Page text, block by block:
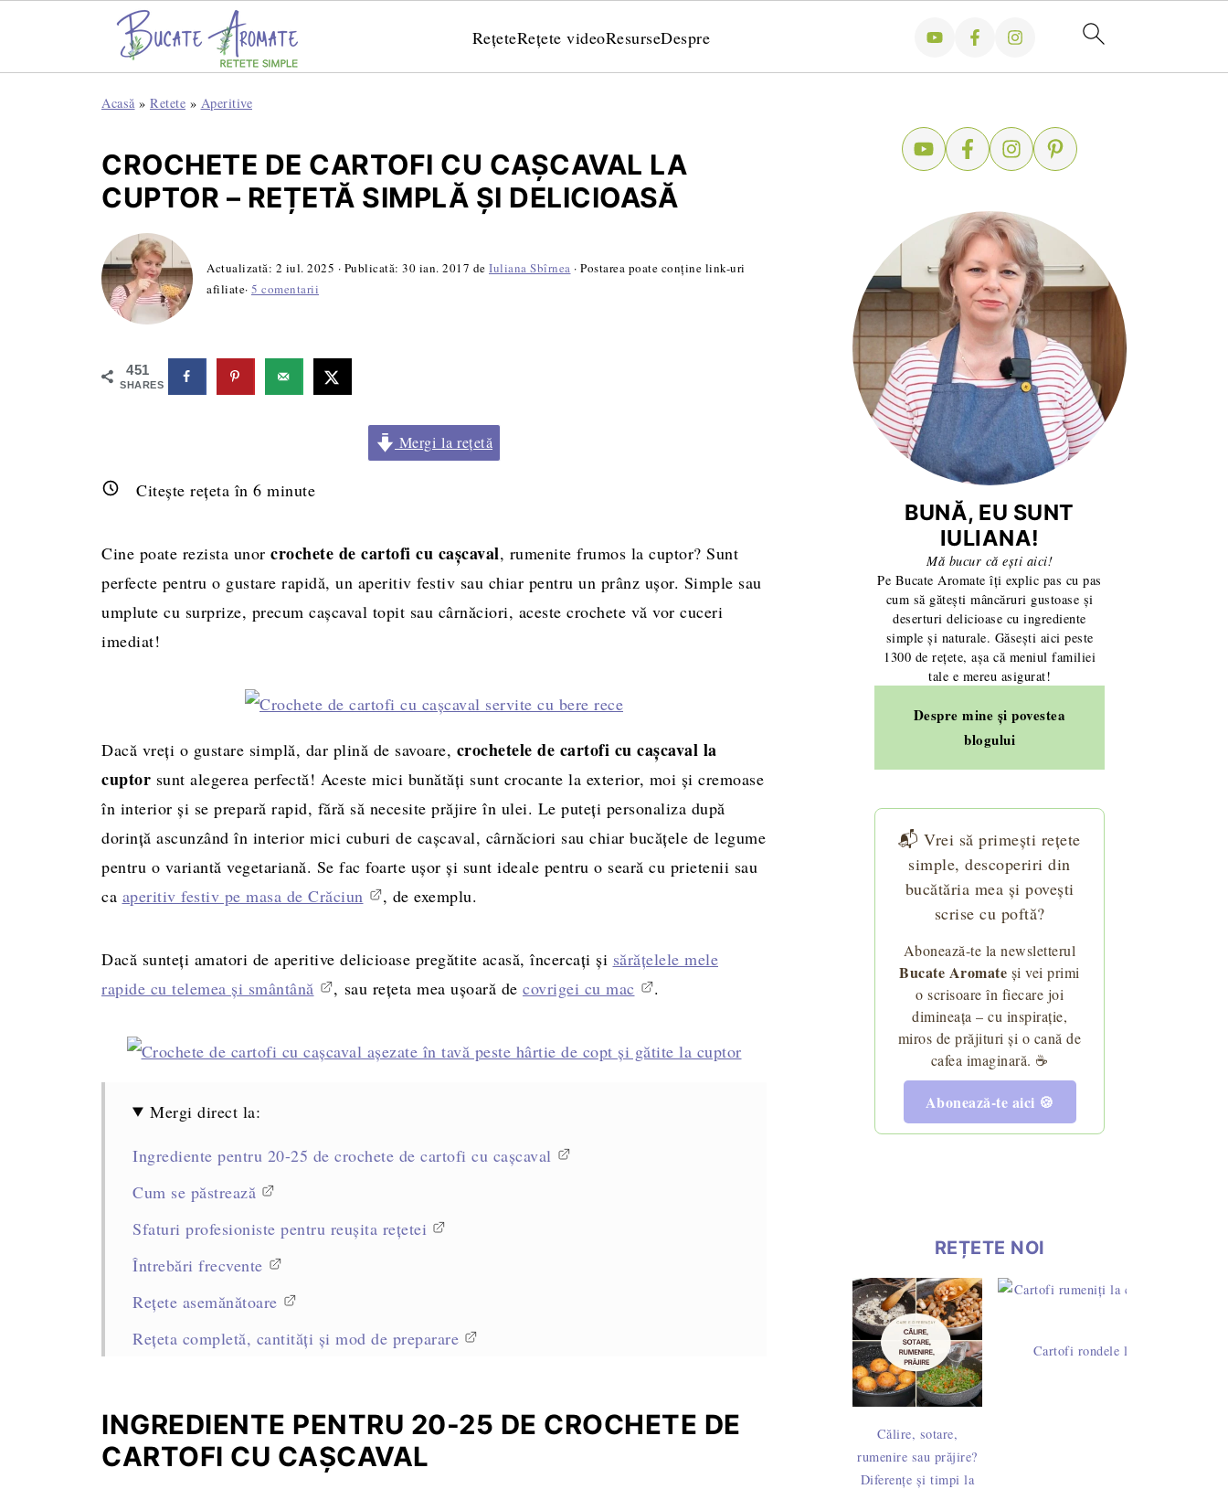
RețeteRețete videoResurseDespre
Acasă » Retete » Aperitive
CROCHETE DE CARTOFI CU CAȘCAVAL LA
CUPTOR – REȚETĂ SIMPLĂ ȘI DELICIOASĂ
Actualizată: 2 iul. 2025 · Publicată: 30 ian. 2017 de Iuliana Sbîrnea · Postarea poate conține link-uri
afiliate· 5 comentarii
451
SHARES
Mergi la rețetă
Citește rețeta în 6 minute
Cine poate rezista unor crochete de cartofi cu cașcaval, rumenite frumos la cuptor? Sunt
perfecte pentru o gustare rapidă, un aperitiv festiv sau chiar pentru un prânz ușor. Simple sau
umplute cu surprize, precum cașcaval topit sau cârnăciori, aceste crochete vă vor cuceri
imediat!
Dacă vreți o gustare simplă, dar plină de savoare, crochetele de cartofi cu cașcaval la
cuptor sunt alegerea perfectă! Aceste mici bunătăți sunt crocante la exterior, moi și cremoase
în interior și se prepară rapid, fără să necesite prăjire în ulei. Le puteți personaliza după
dorință ascunzând în interior mici cuburi de cașcaval, cârnăciori sau chiar bucățele de legume
pentru o variantă vegetariană. Se fac foarte ușor și sunt ideale pentru o seară cu prietenii sau
ca aperitiv festiv pe masa de Crăciun , de exemplu.
Dacă sunteți amatori de aperitive delicioase pregătite acasă, încercați și sărăţelele mele
rapide cu telemea şi smântână
, sau rețeta mea ușoară de covrigei cu mac .
Mergi direct la:
Ingrediente pentru 20-25 de crochete de cartofi cu cașcaval
Cum se păstrează
Sfaturi profesioniste pentru reușita rețetei
Întrebări frecvente
Rețete asemănătoare
Rețeta completă, cantități și mod de preparare
INGREDIENTE PENTRU 20-25 DE CROCHETE DE
CARTOFI CU CAȘCAVAL
BUNĂ, EU SUNT
IULIANA!
Mă bucur că ești aici!
Pe Bucate Aromate îți explic pas cu pas
cum să gătești mâncăruri gustoase și
deserturi delicioase cu ingrediente
simple și naturale. Găsești aici peste
1300 de rețete, așa că meniul familiei
tale e mereu asigurat!
Despre mine și povestea
blogului
📬 Vrei să primești rețete
simple, descoperiri din
bucătăria mea și povești
scrise cu poftă?
Abonează-te la newsletterul
Bucate Aromate și vei primi
o scrisoare în fiecare joi
dimineața – cu inspirație,
miros de prăjituri și o cană de
cafea imaginară. ☕
Abonează-te aici 🍪
REȚETE NOI
Călire, sotare,
rumenire sau prăjire?
Diferențe și timpi la
Cartofi rondele la cuptor cu